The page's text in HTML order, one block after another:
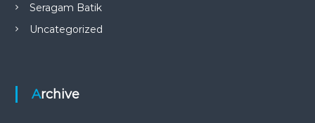
Seragam Batik
Uncategorized
Archive